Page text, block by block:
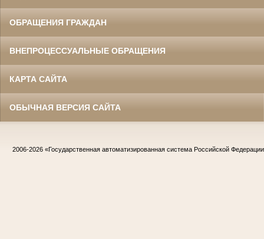
ОБРАЩЕНИЯ ГРАЖДАН
ВНЕПРОЦЕССУАЛЬНЫЕ ОБРАЩЕНИЯ
КАРТА САЙТА
ОБЫЧНАЯ ВЕРСИЯ САЙТА
2006-2026 «Государственная автоматизированная система Российской